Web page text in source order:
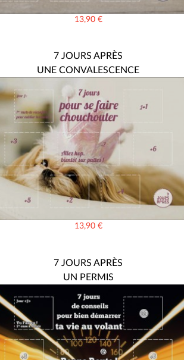
13,90 €
7 JOURS APRÈS
UNE CONVALESCENCE
13,90 €
7 JOURS APRÈS
UN PERMIS